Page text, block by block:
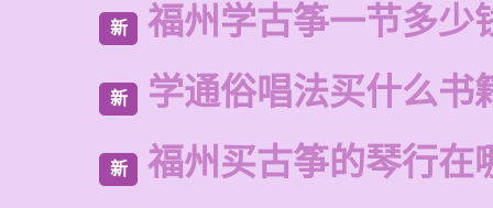
新 福州学古筝一节多少
新 学通俗唱法买什么书
新 福州买古筝的琴行在